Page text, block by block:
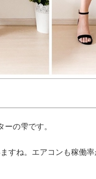
の雫です。
すね。エアコンも稼働